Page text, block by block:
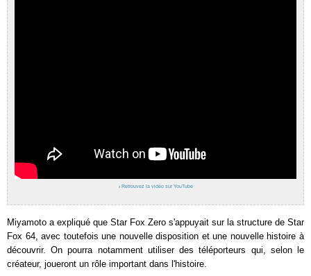
› Retrouvez la vidéo sur YouTube
Miyamoto a expliqué que Star Fox Zero s'appuyait sur la structure de Star
Fox 64, avec toutefois une nouvelle disposition et une nouvelle histoire à
découvrir. On pourra notamment utiliser des téléporteurs qui, selon le
créateur, joueront un rôle important dans l'histoire.